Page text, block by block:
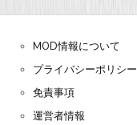
MOD情報について
プライバシーポリシー
免責事項
運営者情報